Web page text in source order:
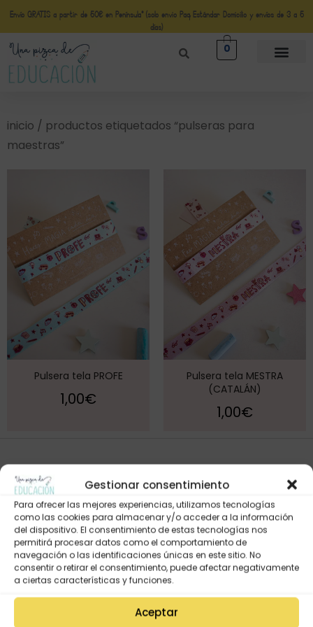
Gestionar consentimiento
Para ofrecer las mejores experiencias, utilizamos tecnologías
como las cookies para almacenar y/o acceder a la información
del dispositivo. El consentimiento de estas tecnologías nos
permitirá procesar datos como el comportamiento de
navegación o las identificaciones únicas en este sitio. No
consentir o retirar el consentimiento, puede afectar negativamente
a ciertas características y funciones.
Aceptar
Envío GRATIS a partir de 50€ en Península* (solo envio Paq Estándar Domicilio y envíos de 3 a 5
días)
0
inicio / productos etiquetados “pulseras para
maestras”
Pulsera tela PROFE
1,00€
Pulsera tela MESTRA
(CATALÁN)
1,00€
Mi Cuenta
Lista de deseos
Mi Perfil